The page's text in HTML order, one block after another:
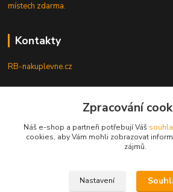
místech zdarma.
Kontakty
RB-nakuplevne.cz
+420 222722421
info@rb-nakuplevne.cz
Zpracování
Náš e-shop a partneři potřebují Váš
cookies, aby Vám mohli zobrazovat
zájmů.
Nastavení